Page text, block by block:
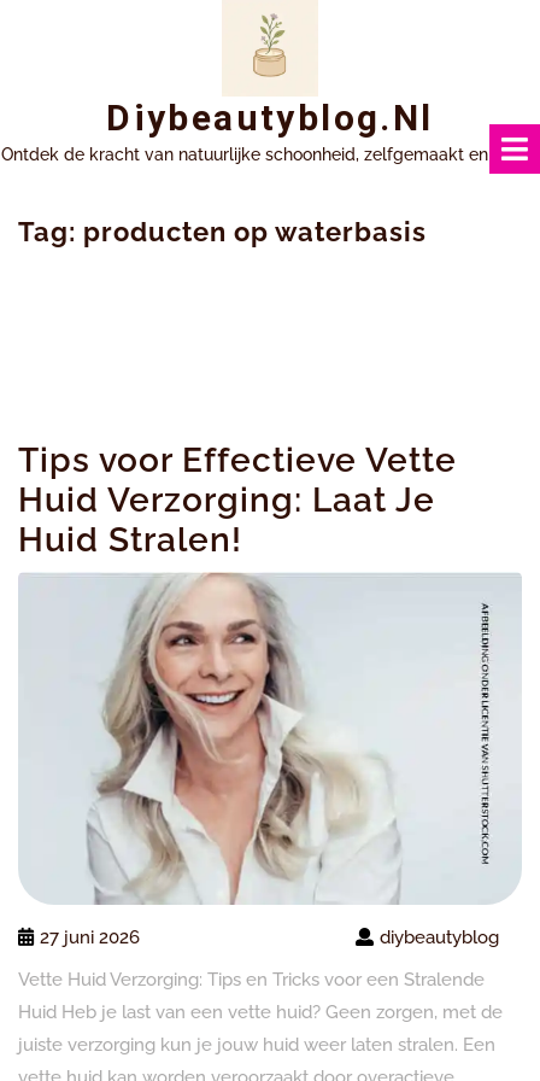
Diybeautyblog.nl
Ontdek de kracht van natuurlijke schoonheid, zelfgemaakt en uniek.
Tag: producten op waterbasis
Tips voor Effectieve Vette
Huid Verzorging: Laat Je
Huid Stralen!
27 juni 2026
diybeautyblog
Vette Huid Verzorging: Tips en Tricks voor een Stralende
Huid Heb je last van een vette huid? Geen zorgen, met de
juiste verzorging kun je jouw huid weer laten stralen. Een